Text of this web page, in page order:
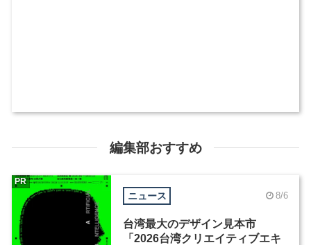
編集部おすすめ
ニュース 8/6
台湾最大のデザイン見本市
「2026台湾クリエイティブエキ
PR